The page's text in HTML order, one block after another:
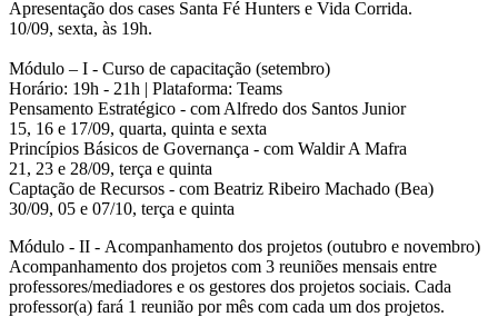
Apresentação dos cases Santa Fé Hunters e Vida Corrida.
10/09, sexta, às 19h.
Módulo – I - Curso de capacitação (setembro)
Horário: 19h - 21h | Plataforma: Teams
Pensamento Estratégico - com Alfredo dos Santos Junior
15, 16 e 17/09, quarta, quinta e sexta
Princípios Básicos de Governança - com Waldir A Mafra
21, 23 e 28/09, terça e quinta
Captação de Recursos - com Beatriz Ribeiro Machado (Bea)
30/09, 05 e 07/10, terça e quinta
Módulo - II - Acompanhamento dos projetos (outubro e novembro)
Acompanhamento dos projetos com 3 reuniões mensais entre
professores/mediadores e os gestores dos projetos sociais. Cada
professor(a) fará 1 reunião por mês com cada um dos projetos.